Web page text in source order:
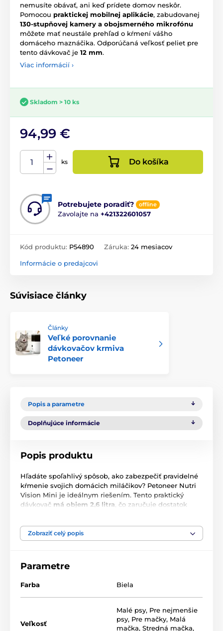
nemusíte obávať, ani keď prídete domov neskôr.
Pomocou praktickej mobilnej aplikácie, zabudovanej
130-stupňovej kamery a obojsmerného mikrofónu
môžete mať neustále prehľad o kŕmení vášho
domáceho maznáčika. Odporúčaná veľkosť peliet pre
tento dávkovač je 12 mm.
Viac informácií ›
Skladom > 10 ks
94,99 €
ks Do košíka
Potrebujete poradiť? offline
Zavolajte na +421322601057
Kód produktu: P54890 Záruka: 24 mesiacov
Informácie o predajcovi
Súvisiace články
Články
Veľké porovnanie
dávkovačov krmiva
Petoneer
Popis a parametre
Doplňujúce informácie
Popis produktu
Hľadáte spoľahlivý spôsob, ako zabezpečiť pravidelné
kŕmenie svojich domácich miláčikov? Petoneer Nutri
Vision Mini je ideálnym riešením. Tento praktický
dávkovač má objem 2,6 litra , čo zaručuje dostatok
Pomocoupraktickej mobilnej aplikácie
zabudovanej130-stupňovej kamerymôžete mať
maznáčika. Aj keď odídete, môžete dávkovač ovládať
na diaľku a dopriať svojmu domácemu miláčikovi
o svojich domácich miláčikov kedykoľvek a kdekoľvek.
Zobraziť celý popis
Parametre
Farba Biela
Veľkosť
Malé psy, Pre nejmenšie
psy, Pre mačky, Malá
mačka, Stredná mačka,